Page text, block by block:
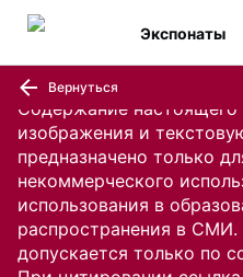
Содержание настоящего
изображения и
предназначено только
некоммерческого
использования в
распространения в СМИ.
допускается только по
Экспонаты
Вернуться